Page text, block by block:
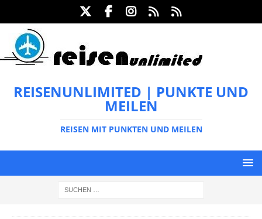
REISENUNLIMITED | PUNKTE UND
MEILEN
REISEN MIT PUNKTEN UND MEILEN